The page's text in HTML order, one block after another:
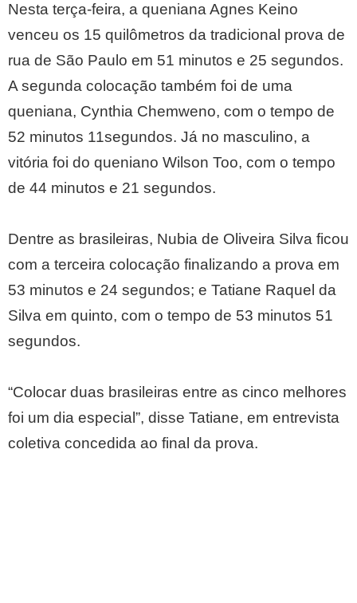
Nesta terça-feira, a queniana Agnes Keino
venceu os 15 quilômetros da tradicional prova de
rua de São Paulo em 51 minutos e 25 segundos.
A segunda colocação também foi de uma
queniana, Cynthia Chemweno, com o tempo de
52 minutos 11segundos. Já no masculino, a
vitória foi do queniano Wilson Too, com o tempo
de 44 minutos e 21 segundos.
Dentre as brasileiras, Nubia de Oliveira Silva ficou
com a terceira colocação finalizando a prova em
53 minutos e 24 segundos; e Tatiane Raquel da
Silva em quinto, com o tempo de 53 minutos 51
segundos.
“Colocar duas brasileiras entre as cinco melhores
foi um dia especial”, disse Tatiane, em entrevista
coletiva concedida ao final da prova.